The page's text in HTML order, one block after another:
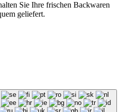
Sie Ihre frischen Backwaren
geliefert.